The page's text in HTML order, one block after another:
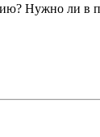
Нужно ли в